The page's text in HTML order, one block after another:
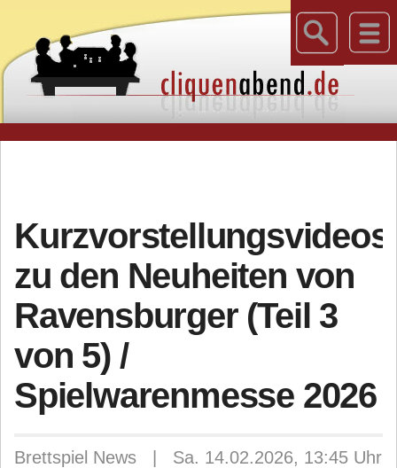
Kurzvorstellungsvideos
zu den Neuheiten von
Ravensburger (Teil 3
von 5) /
Spielwarenmesse 2026
Brettspiel News | Sa. 14.02.2026, 13:45 Uhr